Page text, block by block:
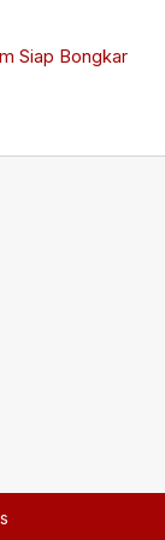
Siap Bongkar